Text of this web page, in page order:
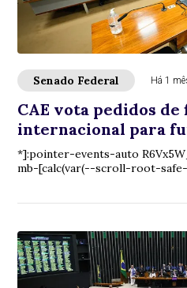
Senado Federal Há 1
CAE vota pedidos
internacional para
*]:pointer-events-auto
mb-[calc(var(--scroll-root-